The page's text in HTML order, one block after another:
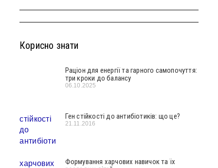
Корисно знати
Раціон для енергії та гарного самопочуття:
три кроки до балансу
06.10.2025
Ген стійкості до антибіотиків: що це?
21.11.2016
Формування харчових навичок та їх